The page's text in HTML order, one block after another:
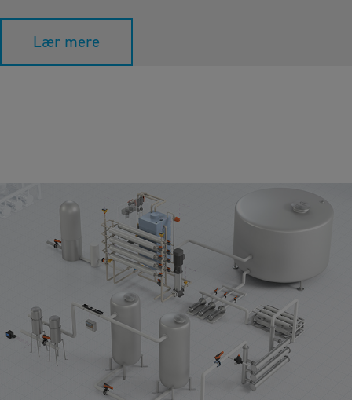
Lær mere
Deioniseret vand
Fremstillingsprocesser kræver high-purity procesvand, såsom
deioniseret eller UPW vand. At sikre konsekvent kvalitet